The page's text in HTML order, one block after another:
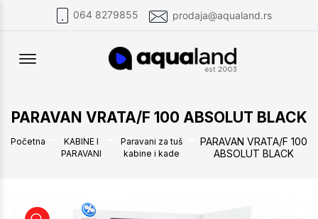
064 8279855 prodaja@aqualand.rs
Offcanvas Menu Open
PARAVAN VRATA/F 100 ABSOLUT BLACK
Početna
KABINE I
PARAVANI
Paravani za tuš
kabine i kade
PARAVAN VRATA/F 100
ABSOLUT BLACK